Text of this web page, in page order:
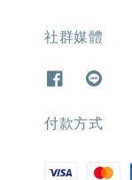
社群媒體
付款方式